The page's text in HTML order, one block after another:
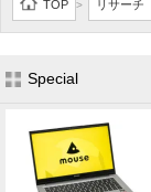
TOP > リサーチ
Special